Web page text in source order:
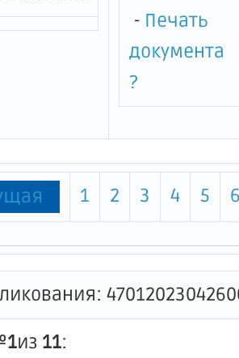
- Печать
документа
?
1 2 3 4 5
1из 11: